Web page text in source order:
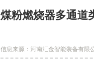
煤粉燃烧器多通道
信息来源：河南汇金智能装备有限